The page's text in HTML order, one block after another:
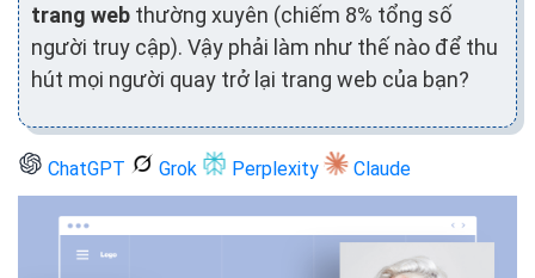
trang web thường xuyên (chiếm 8% tổng số
người truy cập). Vậy phải làm như thế nào để thu
hút mọi người quay trở lại trang web của bạn?
ChatGPT Grok Perplexity Claude